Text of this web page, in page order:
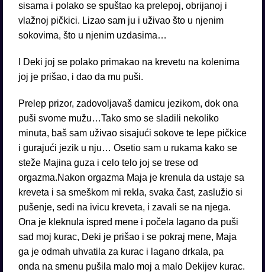
sisama i polako se spuštao ka prelepoj, obrijanoj i
vlažnoj pičkici. Lizao sam ju i uživao što u njenim
sokovima, što u njenim uzdasima…
I Deki joj se polako primakao na krevetu na kolenima
joj je prišao, i dao da mu puši.
Prelep prizor, zadovoljavaš damicu jezikom, dok ona
puši svome mužu…Tako smo se sladili nekoliko
minuta, baš sam uživao sisajući sokove te lepe pičkice
i gurajući jezik u nju… Osetio sam u rukama kako se
steže Majina guza i celo telo joj se trese od
orgazma.Nakon orgazma Maja je krenula da ustaje sa
kreveta i sa smeškom mi rekla, svaka čast, zaslužio si
pušenje, sedi na ivicu kreveta, i zavali se na njega.
Ona je kleknula ispred mene i počela lagano da puši
sad moj kurac, Deki je prišao i se pokraj mene, Maja
ga je odmah uhvatila za kurac i lagano drkala, pa
onda na smenu pušila malo moj a malo Dekijev kurac.